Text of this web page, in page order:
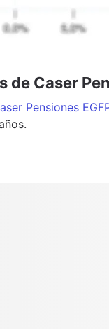
de Caser
Pensiones